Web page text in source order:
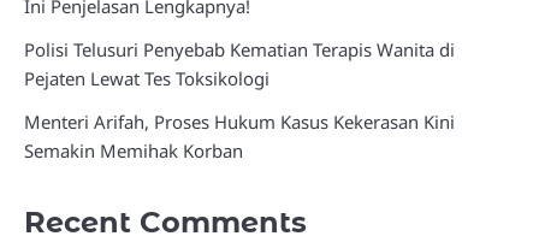
Ini Penjelasan Lengkapnya!
Polisi Telusuri Penyebab Kematian Terapis Wanita di
Pejaten Lewat Tes Toksikologi
Menteri Arifah, Proses Hukum Kasus Kekerasan Kini
Semakin Memihak Korban
Recent Comments